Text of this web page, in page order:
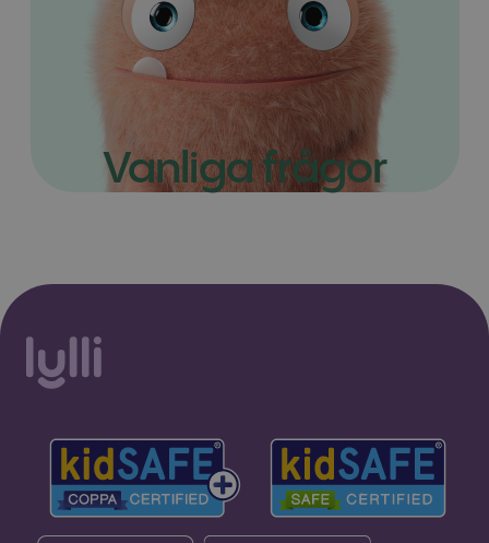
Vanliga frågor